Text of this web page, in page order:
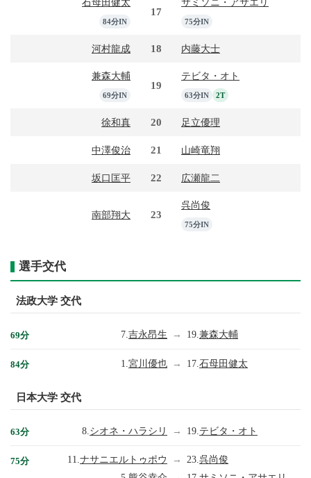
84分IN
17
75分IN
河村龍成 18 内藤大士
兼森大輔
69分IN
19
テビタ・オト
63分IN 2T
徐和真 20 足立優理
中澤俊治 21 山崎竜翔
坂口匡平 22 広瀬龍二
南部翔大 23
呉尚俊
75分IN
選手交代
法政大学 交代
69分 7. 吉永昂生 → 19. 兼森大輔
84分 1. 宮川優也 → 17. 石母田健太
日本大学 交代
63分 8. シオネ・ハラシリ → 19. テビタ・オト
75分 11. ナサニエルトゥポウ → 23. 呉尚俊